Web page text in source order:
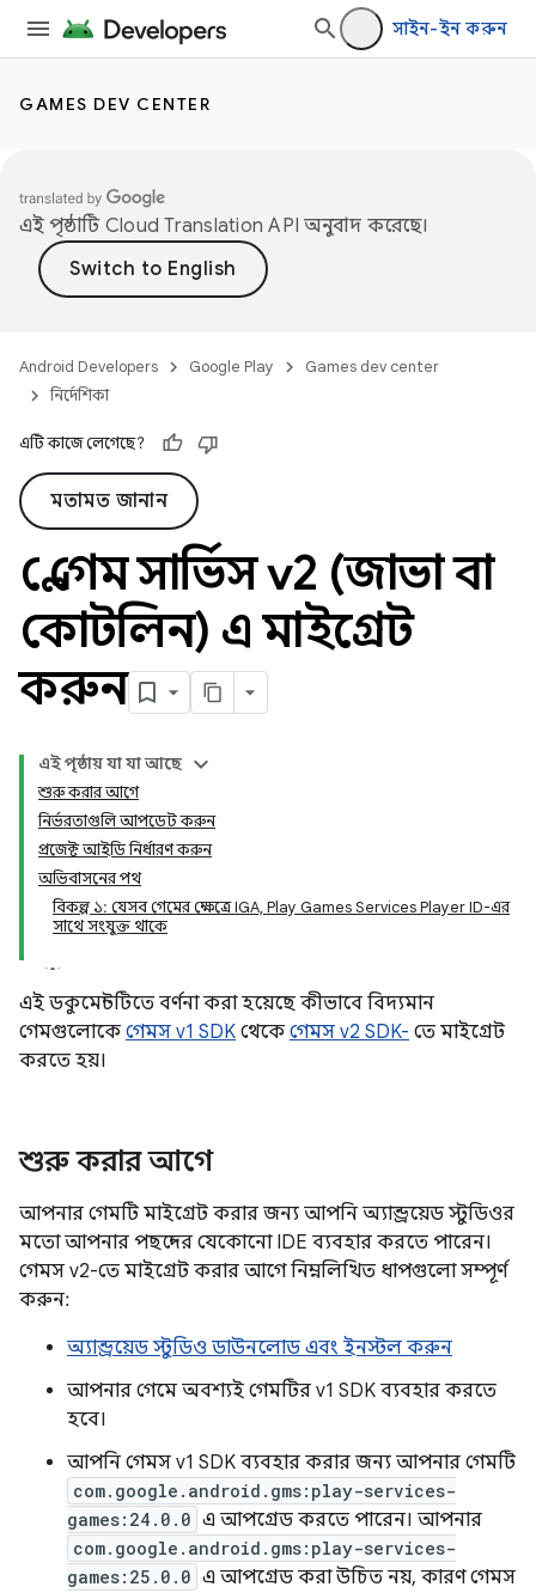
সাইন-ইন করুন
GAMES DEV CENTER
এই পৃষ্ঠাটি Cloud Translation API অনুবাদ করেছে।
Android Developers Google Play
Games dev center
নির্দেশিকা
এটি কাজে লেগেছে?
মতামত জানান
প্লে গেম সার্ভিস v2 (জাভা বা
কোটলিন) এ মাইগ্রেট
করুন
এই পৃষ্ঠায় যা যা আছে
শুরু করার আগে
নির্ভরতাগুলি আপডেট করুন
প্রজেক্ট আইডি নির্ধারণ করুন
অভিবাসনের পথ
বিকল্প ১: যেসব গেমের ক্ষেত্রে IGA, Play Games Services Player ID-এর
সাথে সংযুক্ত থাকে
এই ডকুমেন্টটিতে বর্ণনা করা হয়েছে কীভাবে বিদ্যমান
গেমগুলোকে গেমস v1 SDK থেকে গেমস v2 SDK- তে মাইগ্রেট
করতে হয়।
শুরু করার আগে
আপনার গেমটি মাইগ্রেট করার জন্য আপনি অ্যান্ড্রয়েড স্টুডিওর
মতো আপনার পছন্দের যেকোনো IDE ব্যবহার করতে পারেন।
গেমস v2-তে মাইগ্রেট করার আগে নিম্নলিখিত ধাপগুলো সম্পূর্ণ
করুন:
অ্যান্ড্রয়েড স্টুডিও ডাউনলোড এবং ইনস্টল করুন
আপনার গেমে অবশ্যই গেমটির v1 SDK ব্যবহার করতে
হবে।
আপনি গেমস v1 SDK ব্যবহার করার জন্য আপনার গেমটি
com.google.android.gms:play-services-
games:24.0.0 এ আপগ্রেড করতে পারেন। আপনার
com.google.android.gms:play-services-
games:25.0.0 এ আপগ্রেড করা উচিত নয়, কারণ গেমস